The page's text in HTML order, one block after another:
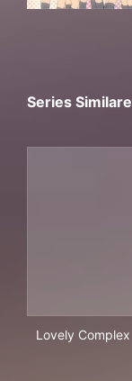
Series
Lovely Complex